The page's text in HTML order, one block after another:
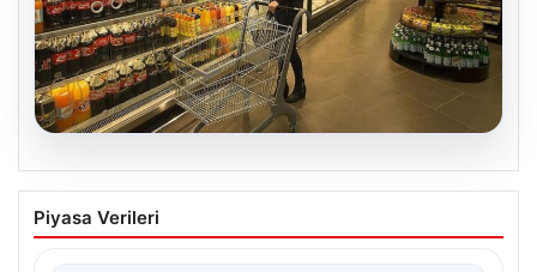
Enflasyon verileri ne zaman
açıklanacak? 2026 TÜİK mart ayı
Piyasa Verileri